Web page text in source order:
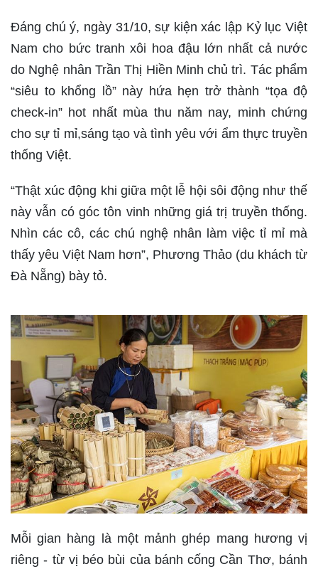
Đáng chú ý, ngày 31/10, sự kiện xác lập Kỷ lục Việt
Nam cho bức tranh xôi hoa đậu lớn nhất cả nước
do Nghệ nhân Trần Thị Hiền Minh chủ trì. Tác phẩm
“siêu to khổng lồ” này hứa hẹn trở thành “tọa độ
check-in” hot nhất mùa thu năm nay, minh chứng
cho sự tỉ mỉ,sáng tạo và tình yêu với ẩm thực truyền
thống Việt.
“Thật xúc động khi giữa một lễ hội sôi động như thế
này vẫn có góc tôn vinh những giá trị truyền thống.
Nhìn các cô, các chú nghệ nhân làm việc tỉ mỉ mà
thấy yêu Việt Nam hơn”, Phương Thảo (du khách từ
Đà Nẵng) bày tỏ.
Mỗi gian hàng là một mảnh ghép mang hương vị
riêng - từ vị béo bùi của bánh cống Cần Thơ, bánh